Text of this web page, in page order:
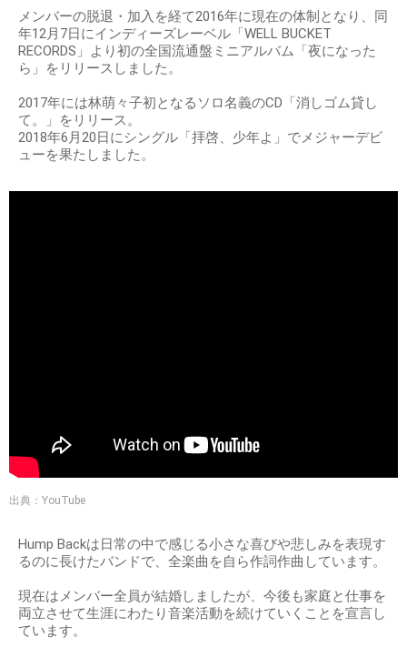
メンバーの脱退・加入を経て2016年に現在の体制となり、同
年12月7日にインディーズレーベル「WELL BUCKET
RECORDS」より初の全国流通盤ミニアルバム「夜になった
ら」をリリースしました。
2017年には林萌々子初となるソロ名義のCD「消しゴム貸し
て。」をリリース。
2018年6月20日にシングル「拝啓、少年よ」でメジャーデビ
ューを果たしました。
出典：YouTube
Hump Backは日常の中で感じる小さな喜びや悲しみを表現す
るのに長けたバンドで、全楽曲を自ら作詞作曲しています。
現在はメンバー全員が結婚しましたが、今後も家庭と仕事を
両立させて生涯にわたり音楽活動を続けていくことを宣言し
ています。